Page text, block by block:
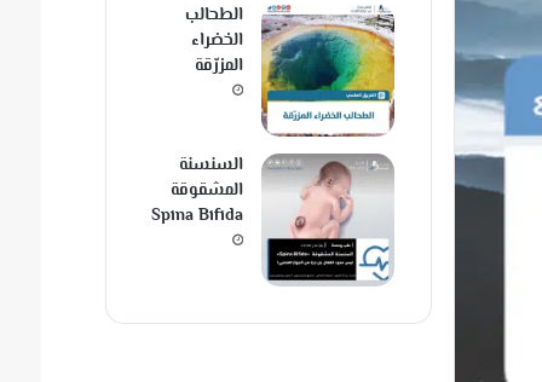
الطحالب
الخضراء
المزرّقة
السنسنة
المشقوقة
Spina Bifida